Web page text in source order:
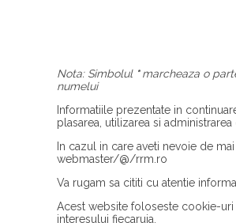
Nota: Simbolul *marcheaza o
numelui
Informatiile prezentate in
plasarea, utilizarea si
In cazul in care aveti nevoie de
webmaster/@/rrm.ro
Va rugam sa cititi cu atentie
Acest website foloseste cookie-
interesului fiecaruia.